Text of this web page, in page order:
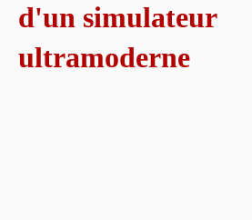
d'un simulateur
ultramoderne